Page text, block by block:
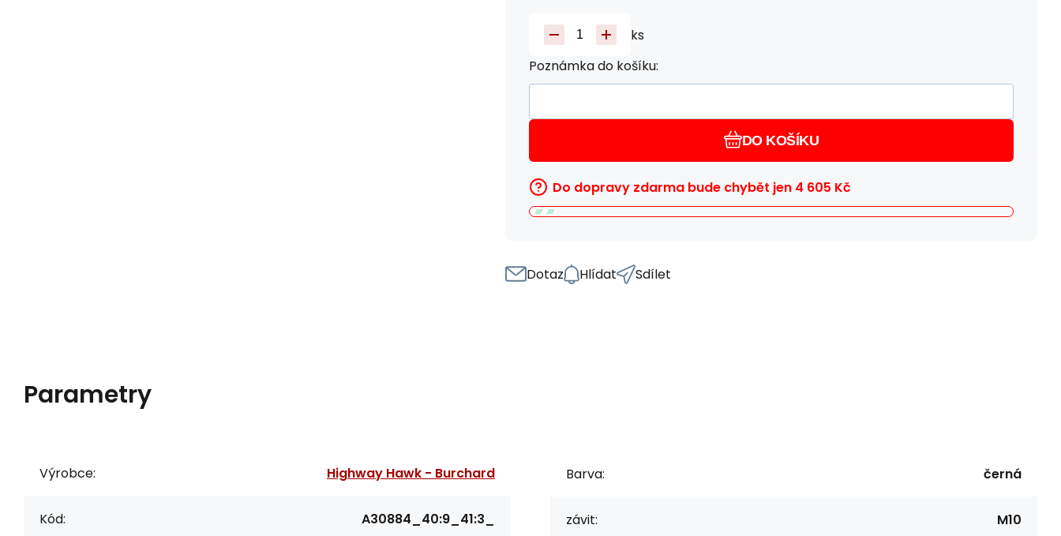
ks
Poznámka do košíku:
DO KOŠÍKU
Do dopravy zdarma bude chybět jen 4 605 Kč
Dotaz Hlídat Sdílet
Parametry
Výrobce: Highway Hawk - Burchard
Kód: A30884_40:9_41:3_
Barva: černá
závit: M10